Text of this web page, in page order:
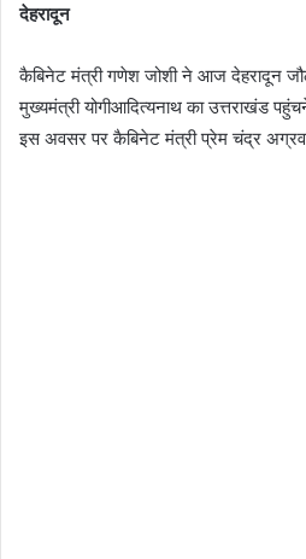
देहरादून
कैबिनेट मंत्री गणेश जोशी ने आज देहरादून
मुख्यमंत्री योगीआदित्यनाथ का उत्तराखंड
इस अवसर पर कैबिनेट मंत्री प्रेम चंद्र